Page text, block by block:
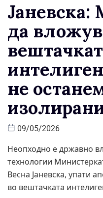
Јаневска:
да
не
09/05/2026
Неопходно е државно
технологии
Весна Јаневска, упати
во вештачката